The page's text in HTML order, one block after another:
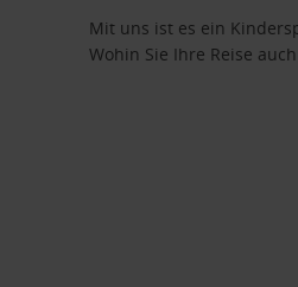
Mit uns ist es ein
Wohin Sie Ihre Reise